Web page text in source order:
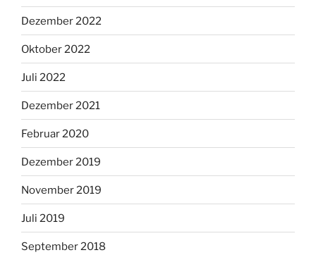
Dezember 2022
Oktober 2022
Juli 2022
Dezember 2021
Februar 2020
Dezember 2019
November 2019
Juli 2019
September 2018